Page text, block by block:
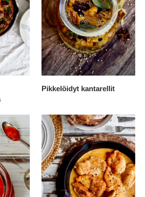
Pikkelöidyt kantarellit